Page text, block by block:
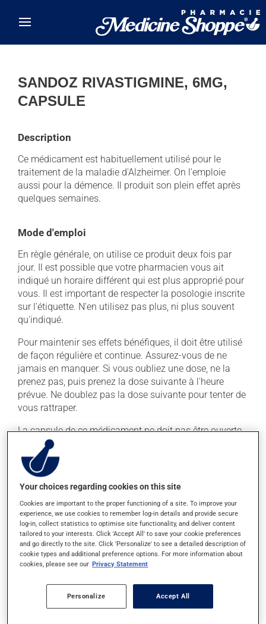
SANDOZ RIVASTIGMINE, 6MG,
CAPSULE
Description
Ce médicament est habituellement utilisé pour le
traitement de la maladie d'Alzheimer. On l'emploie
aussi pour la démence. Il produit son plein effet après
quelques semaines.
Mode d'emploi
En règle générale, on utilise ce produit deux fois par
jour. Il est possible que votre pharmacien vous ait
indiqué un horaire différent qui est plus approprié pour
vous. Il est important de respecter la posologie inscrite
sur l'étiquette. N'en utilisez pas plus, ni plus souvent
qu'indiqué.
Pour maintenir ses effets bénéfiques, il doit être utilisé
de façon régulière et continue. Assurez-vous de ne
jamais en manquer. Si vous oubliez une dose, ne la
prenez pas, puis prenez la dose suivante à l'heure
prévue. Ne doublez pas la dose suivante pour tenter de
vous rattraper.
La capsule de ce médicament ne doit pas être ouverte,
croquée ou écrasée. Il est préférable de prendre ce
médicament avec un repas ou une collation : la prise
avec de la nourriture diminue les effets secondaires.
Effets indésirables
En plus de ses effets recherchés, ce produit peut à
l'occasion entraîner certains effets indésirables (effets
secondaires), notamment :
il peut causer des maux de tête;
il peut causer des étourdissements - levez-vous
Your choices regarding cookies on this site
Cookies are important to the proper functioning of a site. To improve your
experience, we use cookies to remember log-in details and provide secure
log-in, collect statistics to optimise site functionality, and deliver content
tailored to your interests. Click 'Accept All' to save your cookie preferences
and go directly to the site. Click 'Personalize' to see a detailed description of
cookie types and additional preference options. For more information about
cookies, please see our Privacy Statement
Personalize Accept All